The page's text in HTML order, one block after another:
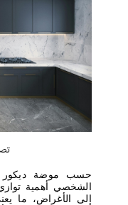
الشخصي أهمية
إلى الأغراض، ما